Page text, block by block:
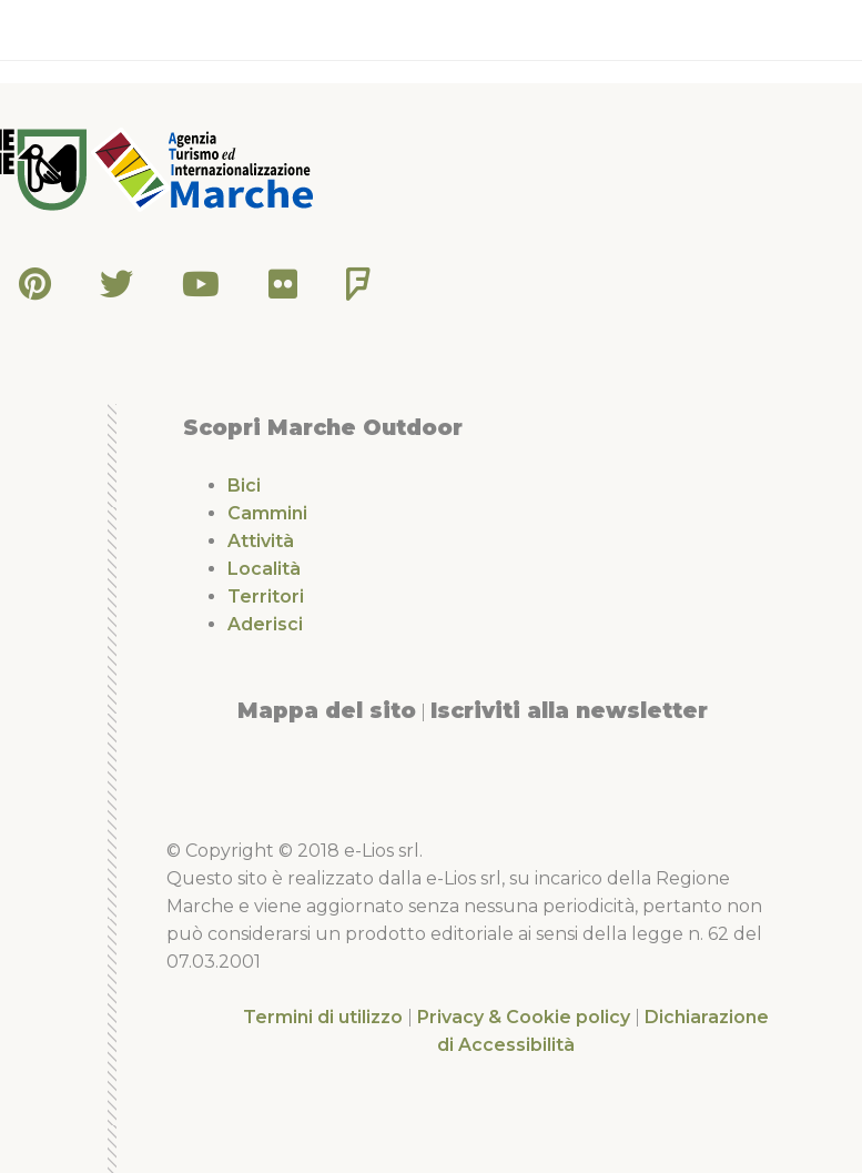
Scopri Marche Outdoor
Bici
Cammini
Attività
Località
Territori
Aderisci
Mappa del sito Iscriviti alla newsletter
© Copyright © 2018 e-Lios srl.
Questo sito è realizzato dalla e-Lios srl, su incarico della Regione
Marche e viene aggiornato senza nessuna periodicità, pertanto non
può considerarsi un prodotto editoriale ai sensi della legge n. 62 del
07.03.2001
Termini di utilizzo Privacy & Cookie policy
Dichiarazione
di Accessibilità